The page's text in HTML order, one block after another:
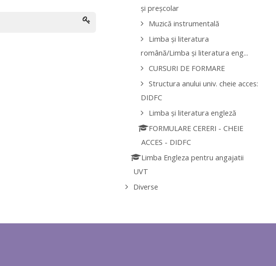
și preșcolar
Muzică instrumentală
Limba și literatura
română/Limba și literatura eng...
CURSURI DE FORMARE
Structura anului univ. cheie acces:
DIDFC
Limba și literatura engleză
FORMULARE CERERI - CHEIE
ACCES - DIDFC
Limba Engleza pentru angajatii
UVT
Diverse